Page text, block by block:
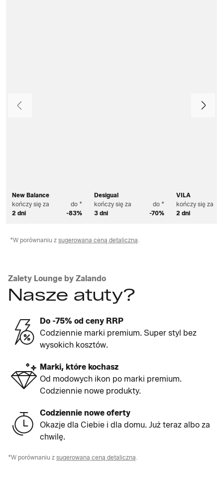
New Balance
kończy się za
2 dni
do *
-83%
Desigual
kończy się za
3 dni
do *
-70%
VILA
kończy się za
2 dni
Poprzedni Dalej
*W porównaniu z sugerowaną ceną detaliczną
Zalety Lounge by Zalando
Nasze atuty?
Do -75% od ceny RRP
Codziennie marki premium. Super styl bez
wysokich kosztów.
Marki, które kochasz
Od modowych ikon po marki premium.
Codziennie nowe produkty.
Codziennie nowe oferty
Okazje dla Ciebie i dla domu. Już teraz albo za
chwilę.
*W porównaniu z sugerowaną ceną detaliczną